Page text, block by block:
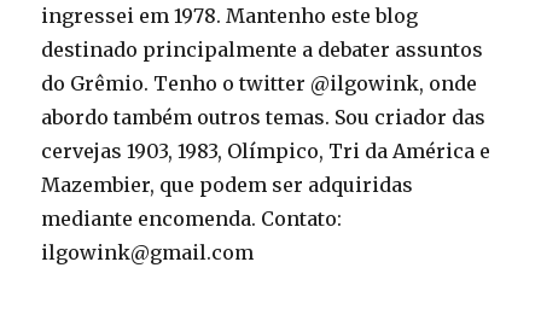
ingressei em 1978. Mantenho este blog
destinado principalmente a debater assuntos
do Grêmio. Tenho o twitter @ilgowink, onde
abordo também outros temas. Sou criador das
cervejas 1903, 1983, Olímpico, Tri da América e
Mazembier, que podem ser adquiridas
mediante encomenda. Contato:
ilgowink@gmail.com